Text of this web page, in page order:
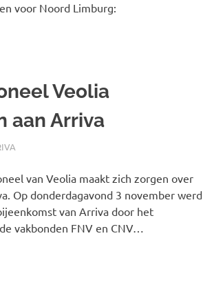
voor Noord Limburg:
Veolia
aan Arriva
van Veolia maakt zich zorgen over
Op donderdagavond 3 november werd
van Arriva door het
vakbonden FNV en CNV…